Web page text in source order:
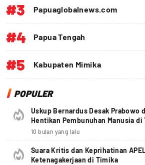
#3 Papuaglobalnews.com
#4 Papua Tengah
#5 Kabupaten Mimika
POPULER
Uskup Bernardus Desak Prabowo
Hentikan Pembunuhan Manusia di
10 bulan yang lalu
Suara Kritis dan Keprihatinan
Ketenagakerjaan di Timika